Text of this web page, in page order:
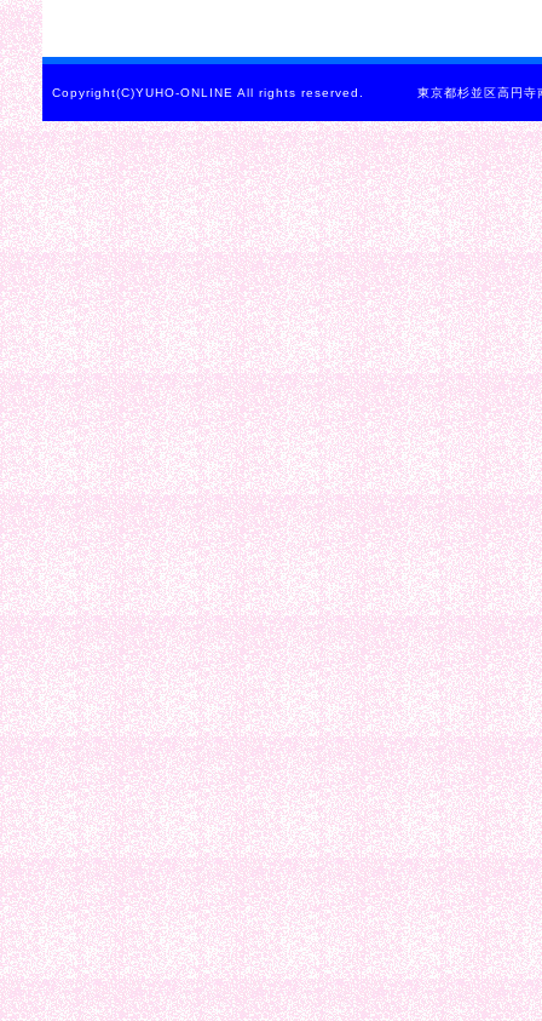
Copyright(C)YUHO-ONLINE All rights reserved. 東京都杉並区高円寺